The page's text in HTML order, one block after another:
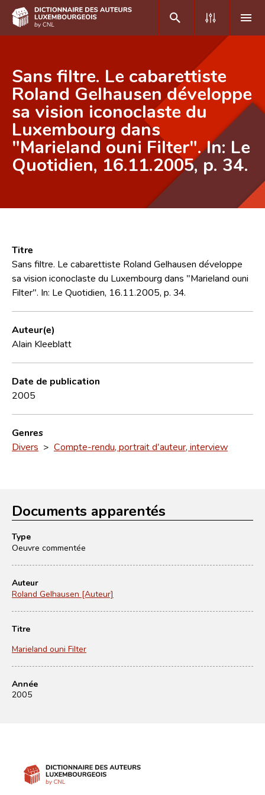
DE FR
Accueil
Auteur(e)s A-Z
Recherche avancée
CNL
Contact
Sans filtre. Le cabarettiste
Roland Gelhausen développe
sa vision iconoclaste du
Luxembourg dans
"Marieland ouni Filter". In: Le
Quotidien, 16.11.2005, p. 34.
Titre
Sans filtre. Le cabarettiste Roland Gelhausen développe
sa vision iconoclaste du Luxembourg dans "Marieland ouni
Filter". In: Le Quotidien, 16.11.2005, p. 34.
Auteur(e)
Alain Kleeblatt
Date de publication
2005
Genres
Divers > Compte-rendu, portrait d'auteur, interview
Documents apparentés
Type
Oeuvre commentée
Auteur
Roland Gelhausen [Auteur]
Titre
Marieland ouni Filter
Année
2005